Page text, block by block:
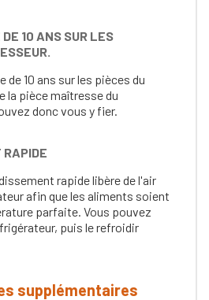
10 ANS SUR LES
10 ans sur les pièces du
la pièce maîtresse du
donc vous y fier.
RAPIDE
rapide libère de l'air
afin que les aliments soient
parfaite. Vous pouvez
puis le refroidir
supplémentaires